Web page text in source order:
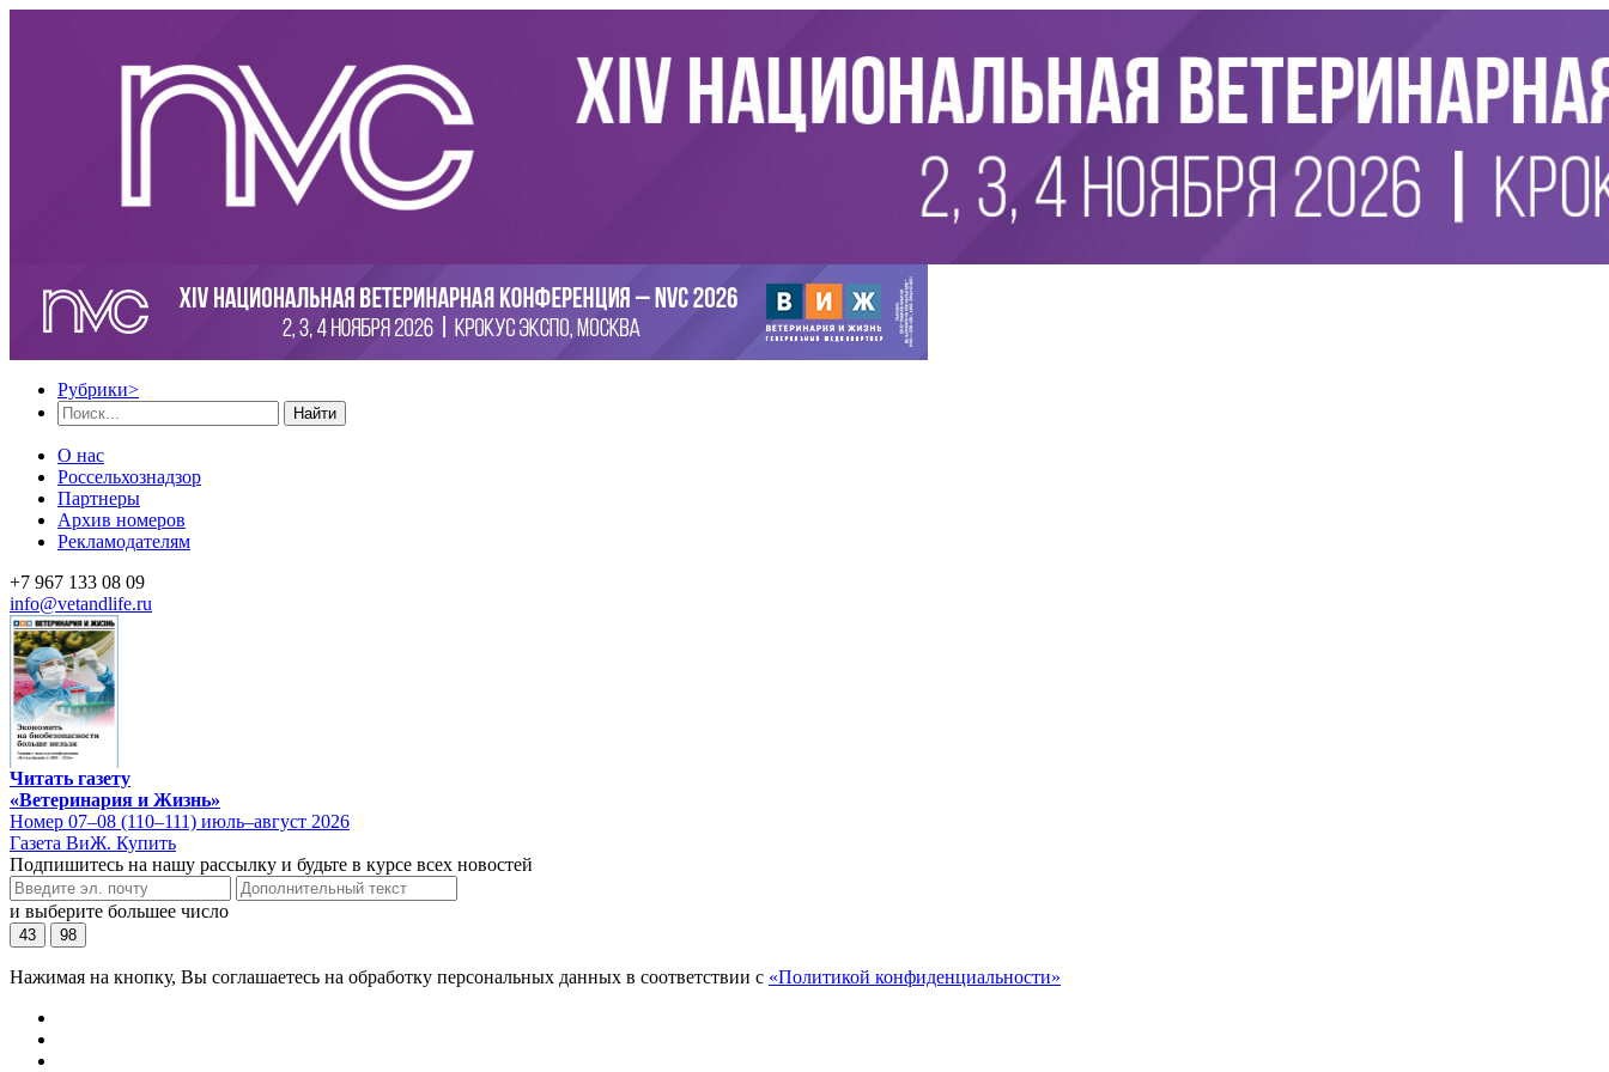
Рубрики>
Найти
О нас
Россельхознадзор
Партнеры
Архив номеров
Рекламодателям
+7 967 133 08 09
info@vetandlife.ru
Читать газету
«Ветеринария и Жизнь»
Номер 07–08 (110–111) июль–август 2026
Газета ВиЖ. Купить
Подпишитесь на нашу рассылку и будьте в курсе всех новостей
и выберите большее число
43 98
Нажимая на кнопку, Вы соглашаетесь на обработку персональных данных в соответствии с «Политикой конфиденциальности»